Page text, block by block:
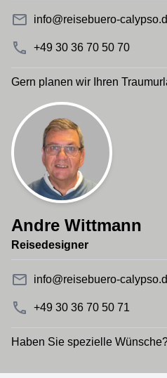
info@reisebuero-
+49 30 36 70 50 70
Gern planen wir Ihren
Andre Wittmann
Reisedesigner
info@reisebuero-
+49 30 36 70 50 71
Haben Sie spezielle